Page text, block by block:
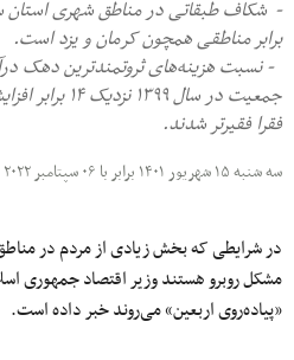
برابر مناطقی همچون کرمان و یزد است.
- نسبت هزینه‌های ثروتمندترین دهک
جمعیت در سال
فقرا فقیرتر شدند.
سه شنبه ۱۵ شهریور ۱۴۰۱ برابر با ۰۶ سپتامبر ۲۰۲۲
در شرایطی که بخش زیادی از مردم در
مشکل روبرو هستند وزیر اقتصاد جمهوری
«پیاده‌روی اربعین» می‌روند خبر داده است.